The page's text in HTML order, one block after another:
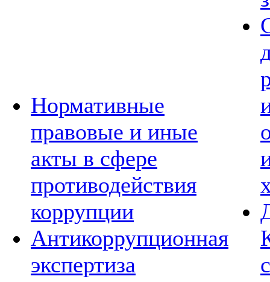
Нормативные
правовые и иные
акты в сфере
противодействия
коррупции
Антикоррупционная
экспертиза